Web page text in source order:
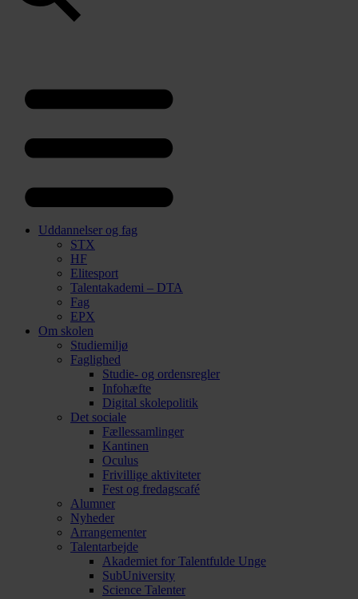
Uddannelser og fag
STX
HF
Elitesport
Talentakademi – DTA
Fag
EPX
Om skolen
Studiemiljø
Faglighed
Studie- og ordensregler
Infohæfte
Digital skolepolitik
Det sociale
Fællessamlinger
Kantinen
Oculus
Frivillige aktiviteter
Fest og fredagscafé
Alumner
Nyheder
Arrangementer
Talentarbejde
Akademiet for Talentfulde Unge
SubUniversity
Science Talenter